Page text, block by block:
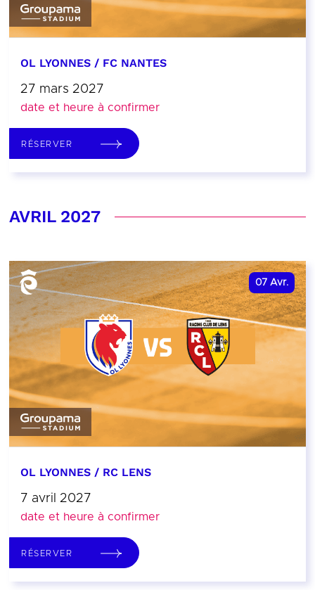
OL LYONNES / FC NANTES
27 mars 2027
date et heure à confirmer
RÉSERVER
AVRIL 2027
07 Avr.
OL LYONNES / RC LENS
7 avril 2027
date et heure à confirmer
RÉSERVER